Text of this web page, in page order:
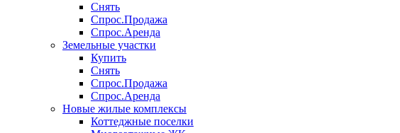
Снять
Спрос.Продажа
Спрос.Аренда
Земельные участки
Купить
Снять
Спрос.Продажа
Спрос.Аренда
Новые жилые комплексы
Коттеджные поселки